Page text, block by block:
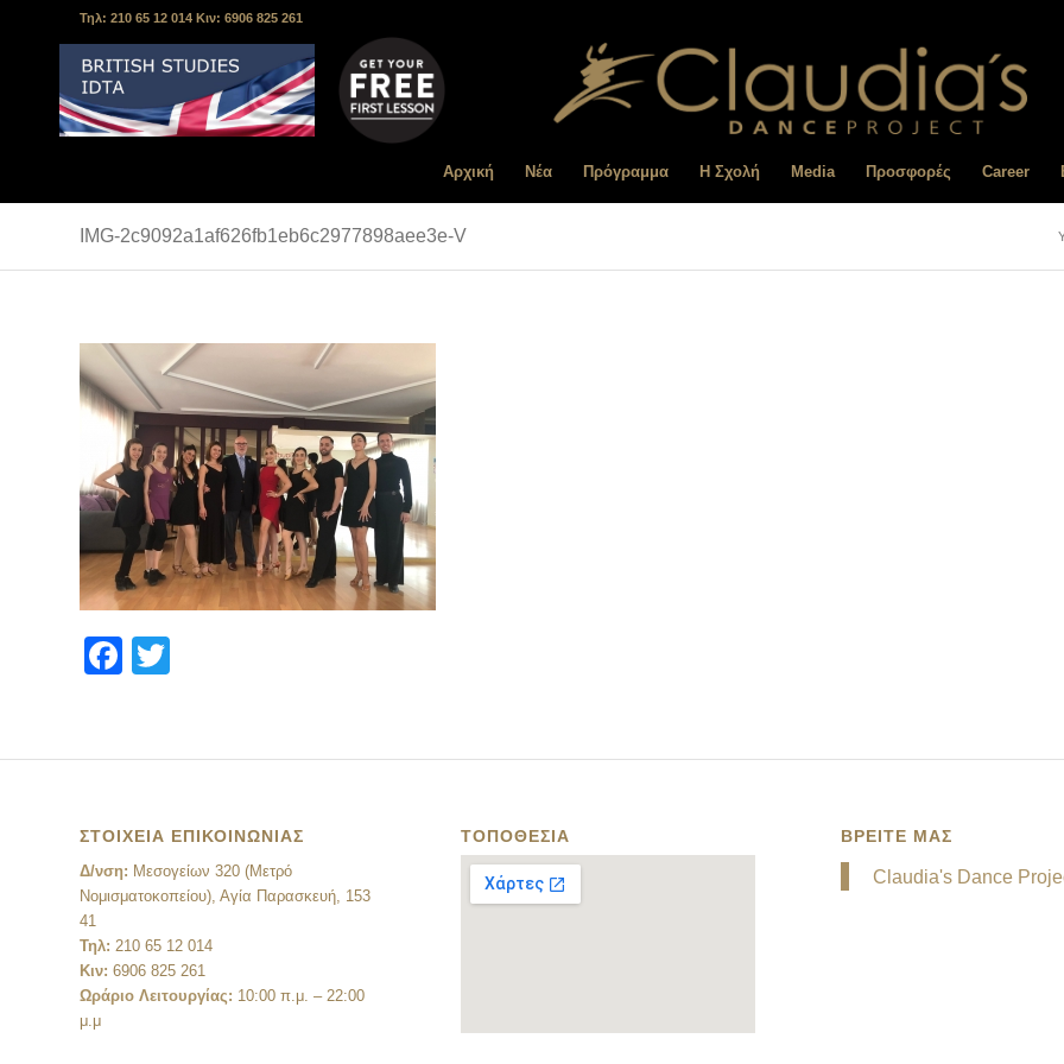
Τηλ: 210 65 12 014 Κιν: 6906 825 261
Αρχική Nέα Πρόγραμμα Η Σχολή Media Προσφορές Career
IMG-2c9092a1af626fb1eb6c2977898aee3e-V
Facebook
ΣΤΟΙΧΕΙΑ ΕΠΙΚΟΙΝΩΝΙΑΣ
Δ/νση: Μεσογείων 320 (Μετρό
Νομισματοκοπείου), Αγία Παρασκευή, 153
41
Τηλ: 210 65 12 014
Κιν: 6906 825 261
Ωράριο Λειτουργίας: 10:00 π.μ. – 22:00
μ.μ
ΤΟΠΟΘΕΣΙΑ ΒΡΕΙΤΕ ΜΑΣ
Claudia's Dance